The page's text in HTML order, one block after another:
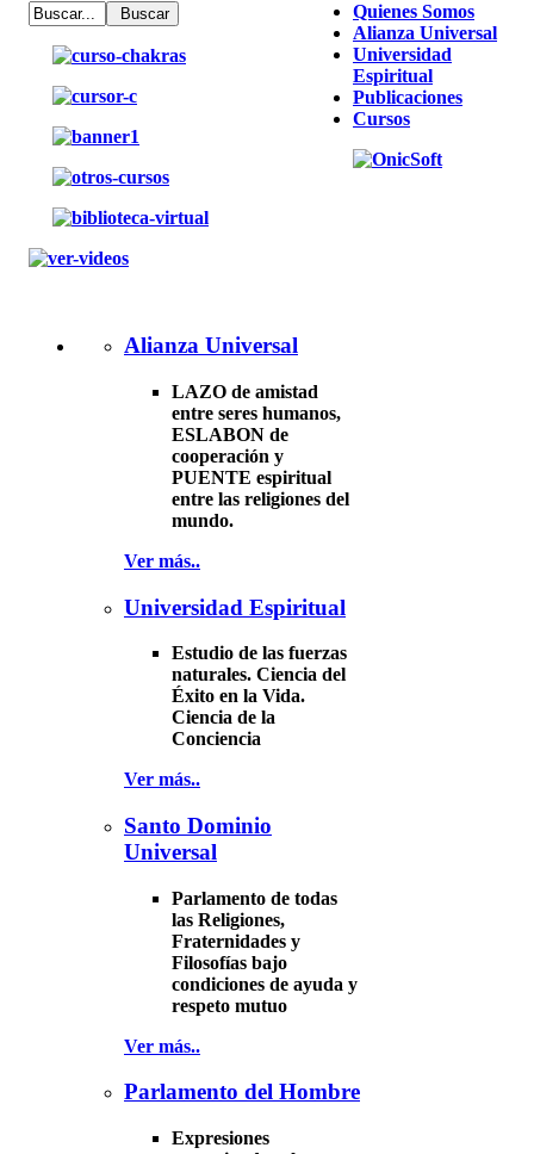
Alianza Universal
LAZO de amistad
entre seres humanos,
ESLABON de
cooperación y
PUENTE espiritual
entre las religiones del
mundo.
Ver más..
Universidad Espiritual
Estudio de las fuerzas
naturales. Ciencia del
Éxito en la Vida.
Ciencia de la
Conciencia
Ver más..
Santo Dominio
Universal
Parlamento de todas
las Religiones,
Fraternidades y
Filosofías bajo
condiciones de ayuda y
respeto mutuo
Ver más..
Parlamento del Hombre
Expresiones
Quienes Somos
Alianza Universal
Universidad
Espiritual
Publicaciones
Cursos